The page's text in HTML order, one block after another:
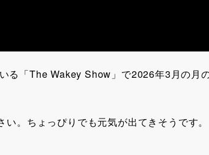
る「The Wakey Show」で2026年3月の月
。ちょっぴりでも元気が出てきそうです。